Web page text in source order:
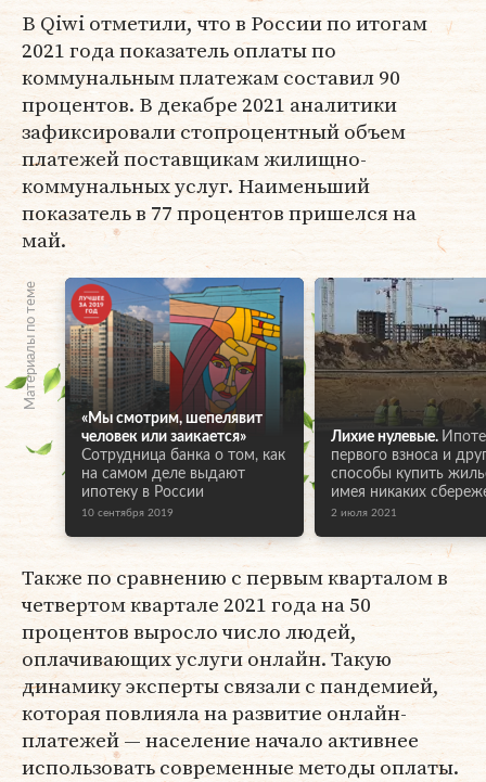
В Qiwi отметили, что в России по итогам
2021 года показатель оплаты по
коммунальным платежам составил 90
процентов. В декабре 2021 аналитики
зафиксировали стопроцентный объем
платежей поставщикам жилищно-
коммунальных услуг. Наименьший
показатель в 77 процентов пришелся на
май.
Материалы по теме
«Мы смотрим, шепелявит
человек или заикается»
Сотрудница банка о том, как
на самом деле выдают
ипотеку в России
10 сентября 2019
Лихие нулевые.
первого взноса и
способы купить
имея никаких
2 июля 2021
Также по сравнению с первым кварталом в
четвертом квартале 2021 года на 50
процентов выросло число людей,
оплачивающих услуги онлайн. Такую
динамику эксперты связали с пандемией,
которая повлияла на развитие онлайн-
платежей — население начало активнее
использовать современные методы оплаты.